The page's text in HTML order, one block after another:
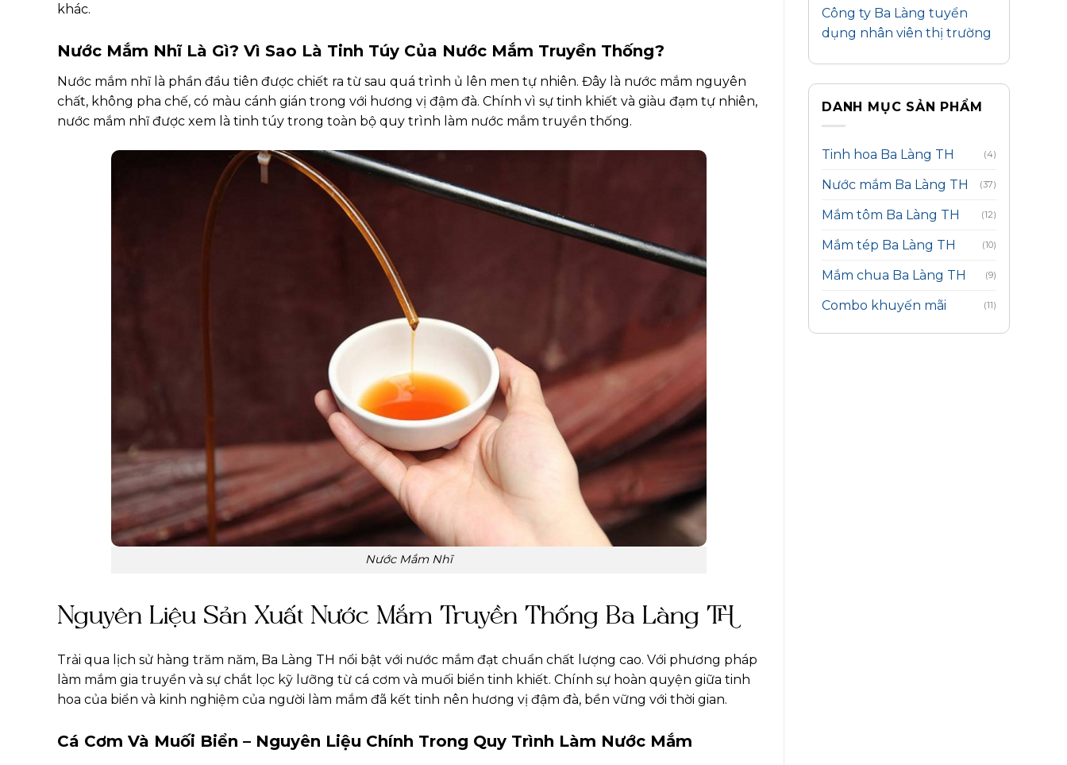
khác.
Nước Mắm Nhĩ Là Gì? Vì Sao Là Tinh Túy Của Nước Mắm Truyền Thống?
Nước mắm nhĩ là phần đầu tiên được chiết ra từ sau quá trình ủ lên men tự nhiên. Đây là nước mắm nguyên
chất, không pha chế, có màu cánh gián trong với hương vị đậm đà. Chính vì sự tinh khiết và giàu đạm tự nhiên,
nước mắm nhĩ được xem là tinh túy trong toàn bộ quy trình làm nước mắm truyền thống.
Nước Mắm Nhĩ
Nguyên Liệu Sản Xuất Nước Mắm Truyền Thống Ba Làng TH
Trải qua lịch sử hàng trăm năm, Ba Làng TH nổi bật với nước mắm đạt chuẩn chất lượng cao. Với phương pháp
làm mắm gia truyền và sự chắt lọc kỹ lưỡng từ cá cơm và muối biển tinh khiết. Chính sự hoàn quyện giữa tinh
hoa của biển và kinh nghiệm của người làm mắm đã kết tinh nên hương vị đậm đà, bền vững với thời gian.
Cá Cơm Và Muối Biển – Nguyên Liệu Chính Trong Quy Trình Làm Nước Mắm
Công ty Ba Làng tuyển
dụng nhân viên thị trường
DANH MỤC SẢN PHẨM
Tinh hoa Ba Làng TH (4)
Nước mắm Ba Làng TH (37)
Mắm tôm Ba Làng TH (12)
Mắm tép Ba Làng TH (10)
Mắm chua Ba Làng TH (9)
Combo khuyến mãi (11)